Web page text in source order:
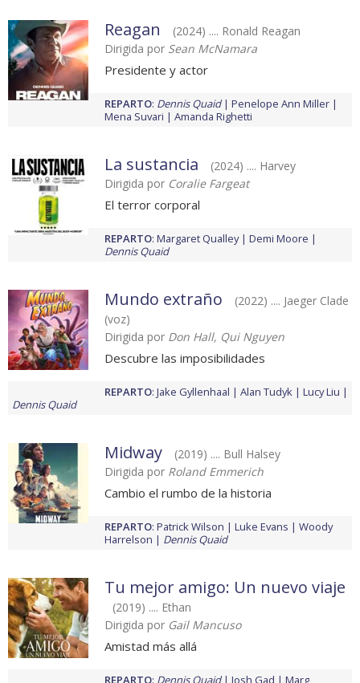
Reagan
(2024) .... Ronald Reagan
Dirigida por Sean McNamara
Presidente y actor
REPARTO: Dennis Quaid
Penelope Ann Miller
Mena Suvari
Amanda Righetti
La sustancia
(2024) .... Harvey
Dirigida por Coralie Fargeat
El terror corporal
REPARTO: Margaret Qualley
Demi Moore
Dennis Quaid
Mundo extraño
(2022) .... Jaeger Clade
(voz)
Dirigida por Don Hall, Qui Nguyen
Descubre las imposibilidades
REPARTO: Jake Gyllenhaal Alan Tudyk
Lucy Liu
Dennis Quaid
Midway
(2019) .... Bull Halsey
Dirigida por Roland Emmerich
Cambio el rumbo de la historia
REPARTO: Patrick Wilson Luke Evans
Woody
Harrelson
Dennis Quaid
Tu mejor amigo: Un nuevo viaje
(2019) .... Ethan
Dirigida por Gail Mancuso
Amistad más allá
REPARTO: Dennis Quaid Josh Gad
Marg